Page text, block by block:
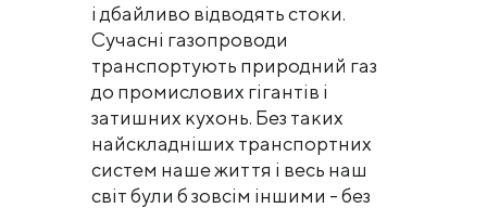
і дбайливо відводять стоки.
Сучасні газопроводи
транспортують природний газ
до промислових гігантів і
затишних кухонь. Без таких
найскладніших транспортних
систем наше життя і весь наш
світ були б зовсім іншими - без